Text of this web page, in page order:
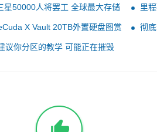
星50000人将罢工 全球最大存储
里
X Vault 20TB外置硬盘图赏
彻
议你分区的教学 可能正在摧毁